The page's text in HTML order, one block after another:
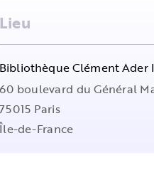
Lieu
Bibliothèque Clément Ader
60 boulevard du Général
75015 Paris
Île-de-France